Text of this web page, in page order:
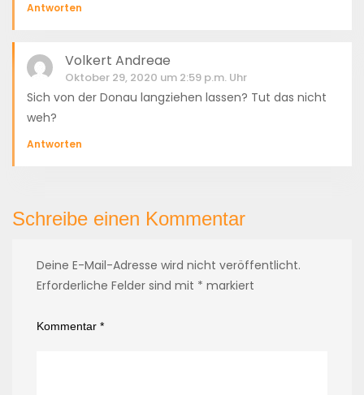
Antworten
Volkert Andreae
Oktober 29, 2020 um 2:59 p.m. Uhr
Sich von der Donau langziehen lassen? Tut das nicht
weh?
Antworten
Schreibe einen Kommentar
Deine E-Mail-Adresse wird nicht veröffentlicht.
Erforderliche Felder sind mit * markiert
Kommentar *